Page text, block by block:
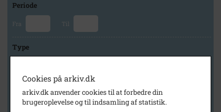
Periode
Fra Til
Type
Arkiv
Holbæk Stadsarkiv
Cookies på arkiv.dk
arkiv.dk anvender cookies til at forbedre din
brugeroplevelse og til indsamling af statistik.